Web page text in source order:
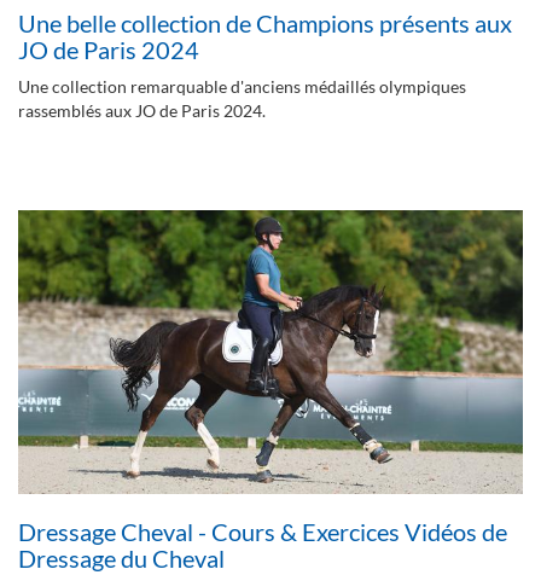
Une belle collection de Champions présents aux
JO de Paris 2024
Une collection remarquable d'anciens médaillés olympiques
rassemblés aux JO de Paris 2024.
Dressage Cheval - Cours & Exercices Vidéos de
Dressage du Cheval